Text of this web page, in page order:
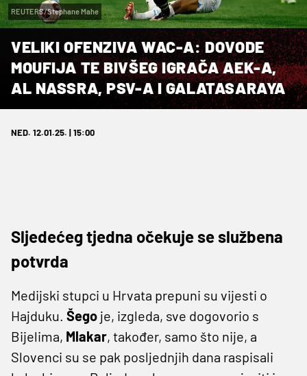
REUTERS/Stephane Mahe
VELIKI OFENZIVA WAC-A: DOVODE
MOUFIJA TE BIVŠEG IGRAČA AEK-A,
AL NASSRA, PSV-A I GALATASARAYA
NED. 12.01.25. | 15:00
Sljedećeg tjedna očekuje se službena
potvrda
Medijski stupci u Hrvata prepuni su vijesti o
Hajduku. Šego je, izgleda, sve dogovorio s
Bijelima, Mlakar, također, samo što nije, a
Slovenci su se pak posljednjih dana raspisali